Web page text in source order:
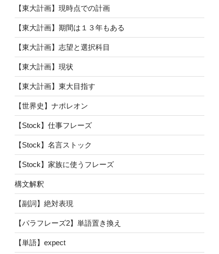
【東大計画】現時点での計画
【東大計画】期間は１３年もある
【東大計画】志望と選択科目
【東大計画】現状
【東大計画】東大目指す
【世界史】ナポレオン
【Stock】仕事フレーズ
【Stock】名言ストック
【Stock】家族に使うフレーズ
構文解釈
【副詞】絶対表現
【パラフレーズ2】単語置き換え
【単語】expect